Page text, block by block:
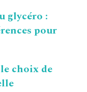
glycéro :
pour
choix de